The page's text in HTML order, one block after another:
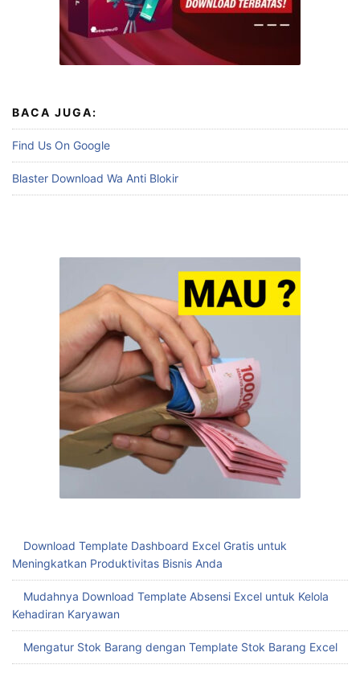
Blaster Download Wa Anti Blokir
Download Template Dashboard Excel Gratis untuk